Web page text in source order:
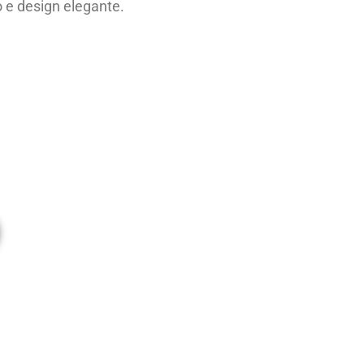
e design elegante.